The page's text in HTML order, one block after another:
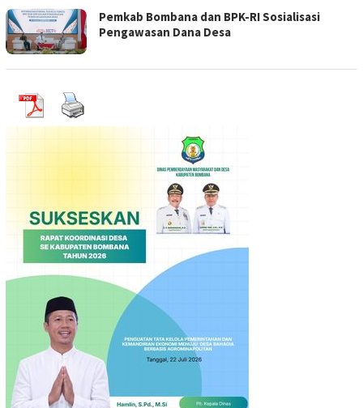
Pemkab Bombana dan BPK-RI Sosialisasi
Pengawasan Dana Desa